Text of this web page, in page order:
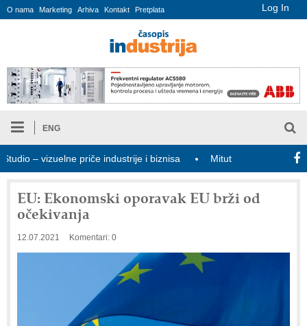
Log In
O nama Marketing Arhiva Kontakt Pretplata
ENG
– vizuelne priče industrije i biznisa Mitutoyo Crysta-Apex V
EU: Ekonomski oporavak EU brži od
očekivanja
12.07.2021 Komentari: 0